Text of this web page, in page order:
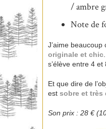
/ ambre
Note de
J’aime beaucoup
originale et chic
s’élève entre 4 et
Et que dire de
est sobre et très
Son prix : 28 €